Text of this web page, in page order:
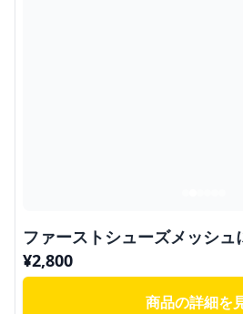
ファーストシューズメッシ
¥2,800
商品の詳細を